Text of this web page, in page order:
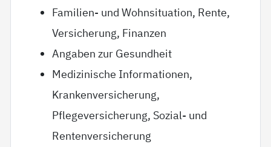
Familien- und Wohnsituation, Rente,
Versicherung, Finanzen
Angaben zur Gesundheit
Medizinische Informationen,
Krankenversicherung,
Pflegeversicherung, Sozial- und
Rentenversicherung